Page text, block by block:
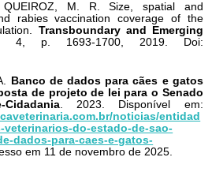
M. R. Size, spatial and
rabies vaccination coverage of the
Transboundary and Emerging
p. 1693-1700, 2019. Doi:
Banco de dados para cães e gatos
de projeto de lei para o Senado
. 2023. Disponível em:
noticias/entidad
do-estado-de-sao-
dados-para-caes-e-gatos-
em 11 de novembro de 2025.